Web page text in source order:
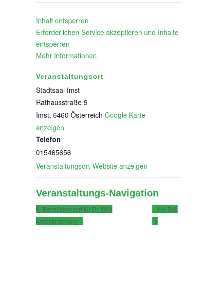
Veranstaltungsort
Stadtsaal Imst
Rathausstraße 9
Imst, 6460 Österreich Google Karte
anzeigen
Telefon
015465656
Veranstaltungsort-Website anzeigen
Inhalt entsperren
Erforderlichen Service akzeptieren und Inhalte
entsperren
Mehr Informationen
Veranstaltungs-Navigation
Benefizkonzert für Dr. Wöll
Krebsforschung
LH-Ball